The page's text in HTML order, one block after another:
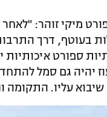
מיקי זוהר:
בעוטף, דרך
ספורט
יהיה גם סמל
עליו. התקומה